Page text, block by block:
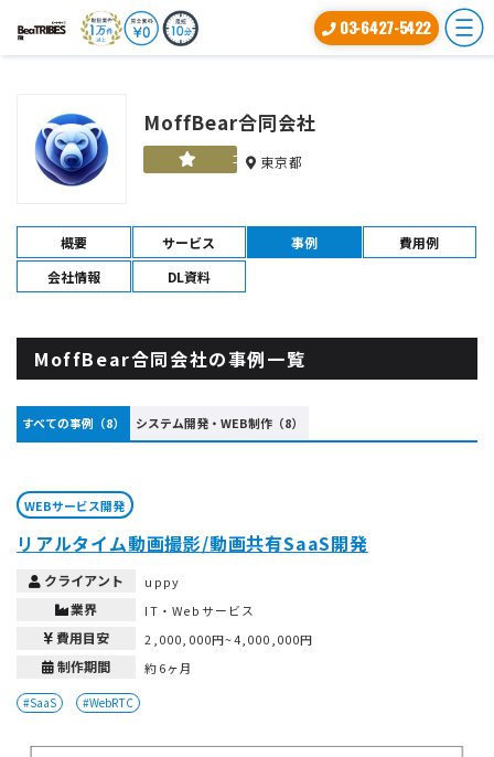
03-6427-5422
MoffBear合同会社
ゴールド東京都
概要 サービス 事例
費用例
会社情報
DL資料
MoffBear合同会社の事例一覧
すべての事例（8） システム開発・WEB制作（8）
WEBサービス開発
リアルタイム動画撮影/動画共有SaaS開発
クライアント uppy
業界 IT・Webサービス
費用目安 2,000,000円~4,000,000円
制作期間 約6ヶ月
#SaaS #WebRTC